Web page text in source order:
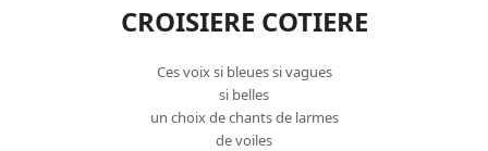
CROISIERE COTIERE
Ces voix si bleues si vagues
si belles
un choix de chants de larmes
de voiles